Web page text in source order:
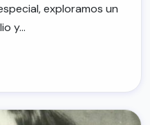
exploramos un
y…